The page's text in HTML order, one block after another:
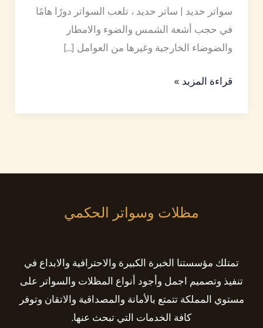
سواتر حديد | ساتر حديد ، تلعب السواتر دورًا هامًا
في حجب أشعة الشمس والضوء والامطار
والضوضاء الخارجية وغيرها من العوامل […]
قراءة المزيد »
مظلات وسواتر الحكمي
تمتلك مؤسستنا الخبرة الكبيرة والاحترافية والابداع في
تنفيذ وتصميم اجمل وأجود أنواع المظلات والسواتر على
مستوي المملكة تتمتع بالأمانة والمصداقية والاتقان وتوفر
كافة الخدمات التي تبحث عنها.